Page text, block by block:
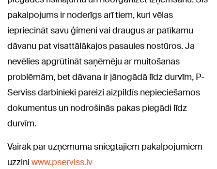
pakalpojums ir noderīgs arī tiem, kuri vēlas
iepriecināt savu ģimeni vai draugus ar patīkamu
dāvanu pat visattālākajos pasaules nostūros. Ja
nevēlies apgrūtināt saņēmēju ar muitošanas
problēmām, bet dāvana ir jānogādā līdz durvīm, P-
Serviss darbinieki pareizi aizpildīs nepieciešamos
dokumentus un nodrošinās pakas piegādi līdz
durvīm.
Vairāk par uzņēmuma sniegtajiem pakalpojumiem
uzzini www.pserviss.lv